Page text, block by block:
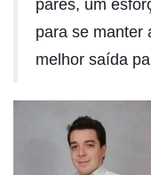
pares, um
para se manter
melhor saída